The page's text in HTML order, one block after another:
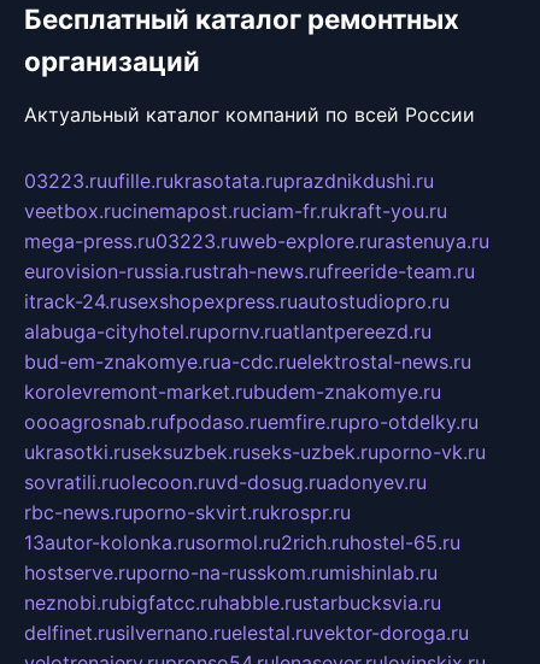
Бесплатный каталог ремонтных
организаций
Актуальный каталог компаний по всей России
03223.ruufille.rukrasotata.ruprazdnikdushi.ru
veetbox.rucinemapost.ruciam-fr.rukraft-you.ru
mega-press.ru03223.ruweb-explore.rurastenuya.ru
eurovision-russia.rustrah-news.rufreeride-team.ru
itrack-24.rusexshopexpress.ruautostudiopro.ru
alabuga-cityhotel.rupornv.ruatlantpereezd.ru
bud-em-znakomye.rua-cdc.ruelektrostal-news.ru
korolevremont-market.rubudem-znakomye.ru
oooagrosnab.rufpodaso.ruemfire.rupro-otdelky.ru
ukrasotki.ruseksuzbek.ruseks-uzbek.ruporno-vk.ru
sovratili.ruolecoon.ruvd-dosug.ruadonyev.ru
rbc-news.ruporno-skvirt.rukrospr.ru
13autor-kolonka.rusormol.ru2rich.ruhostel-65.ru
hostserve.ruporno-na-russkom.rumishinlab.ru
neznobi.rubigfatcc.ruhabble.rustarbucksvia.ru
delfinet.rusilvernano.ruelestal.ruvektor-doroga.ru